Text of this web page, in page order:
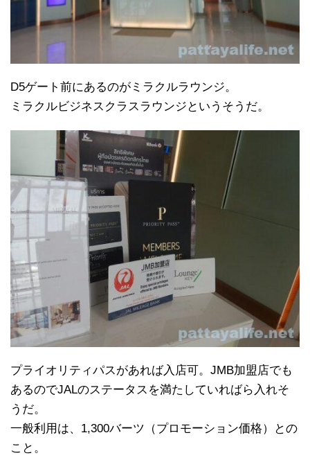
D5ゲート前にあるのがミラクルラウンジ。
ミラクルビジネスクラスラウンジというそうだ。
プライオリティパスがあれば入店可。JMB加盟店でも
あるのでJALのステータスを満たしていればら入れそ
うだ。
一般利用は、1,300バーツ（プロモーション価格）との
こと。